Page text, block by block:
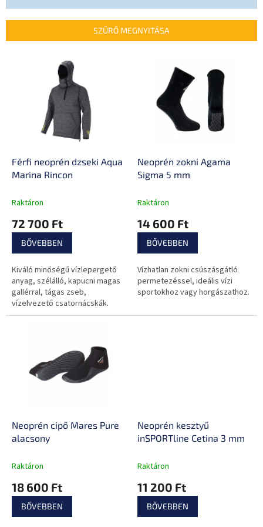
k
SZŰRŐ MEGNYITÁSA
Férfi neoprén dzseki Aqua
Marina Rincon
Raktáron
72 700 Ft
BŐVEBBEN
Kiváló minőségű vízlepergető
anyag, szélálló, kapucni magas
gallérral, tágas zseb,
vízelvezető csatornácskák.
Neoprén zokni Agama
Sigma 5 mm
Raktáron
14 600 Ft
BŐVEBBEN
Vízhatlan zokni csúszásgátló
permetezéssel, ideális vízi
sportokhoz vagy horgászathoz.
Neoprén cipő Mares Pure
alacsony
Raktáron
18 600 Ft
BŐVEBBEN
Neoprén kesztyű
inSPORTline Cetina 3 mm
Raktáron
11 200 Ft
BŐVEBBEN